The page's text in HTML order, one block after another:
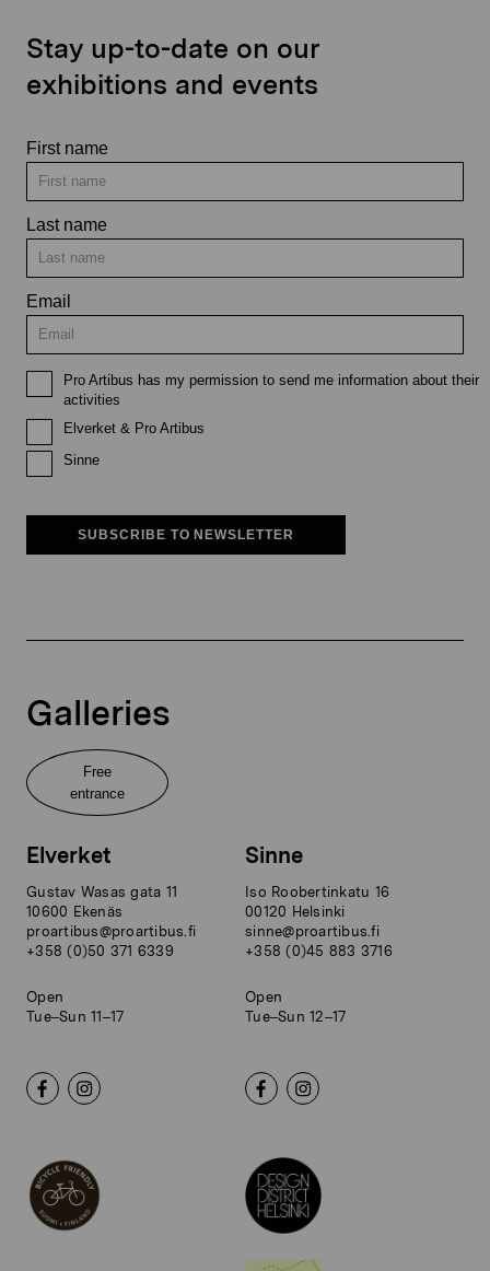
Stay up-to-date on our
exhibitions and events
First name
Last name
Email
Pro Artibus has my permission to send me information about their
activities
Elverket & Pro Artibus
Sinne
SUBSCRIBE TO NEWSLETTER
Galleries
Free
entrance
Elverket
Gustav Wasas gata 11
10600 Ekenäs
proartibus@proartibus.fi
+358 (0)50 371 6339
Open
Tue–Sun 11–17
Sinne
Iso Roobertinkatu 16
00120 Helsinki
sinne@proartibus.fi
+358 (0)45 883 3716
Open
Tue–Sun 12–17